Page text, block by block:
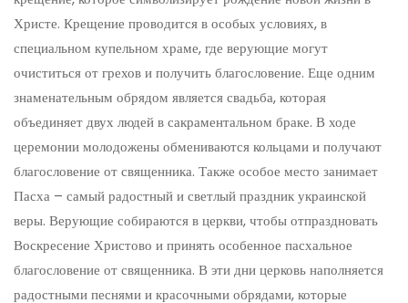
Христе. Крещение проводится в особых условиях, в
специальном купельном храме, где верующие могут
очиститься от грехов и получить благословение. Еще одним
знаменательным обрядом является свадьба, которая
объединяет двух людей в сакраментальном браке. В ходе
церемонии молодожены обмениваются кольцами и получают
благословение от священника. Также особое место занимает
Пасха – самый радостный и светлый праздник украинской
веры. Верующие собираются в церкви, чтобы отпраздновать
Воскресение Христово и принять особенное пасхальное
благословение от священника. В эти дни церковь наполняется
радостными песнями и красочными обрядами, которые